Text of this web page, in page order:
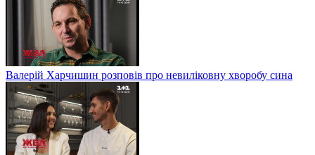
Валерій Харчишин розповів про невиліковну хворобу сина